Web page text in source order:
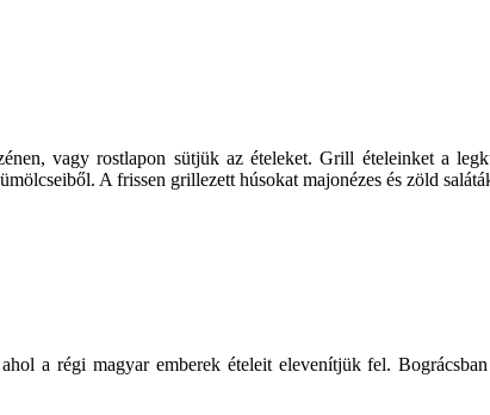
vagy rostlapon sütjük az ételeket. Grill ételeinket a
A frissen grillezett húsokat majonézes és zöld
a régi magyar emberek ételeit elevenítjük fel.